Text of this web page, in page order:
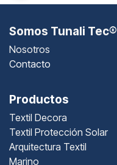
Somos Tunali Tec®
Nosotros
Contacto
Productos
Textil Decora
Textil Protección Solar
Arquitectura Textil
Marino